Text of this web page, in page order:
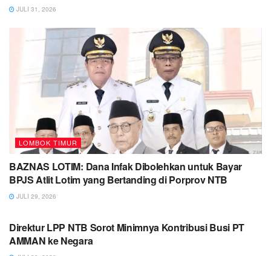
JULI 31, 2026
LOMBOK TIMUR
BAZNAS LOTIM: Dana Infak Dibolehkan untuk Bayar
BPJS Atlit Lotim yang Bertanding di Porprov NTB
JULI 29, 2026
Direktur LPP NTB Sorot Minimnya Kontribusi Busi PT
AMMAN ke Negara